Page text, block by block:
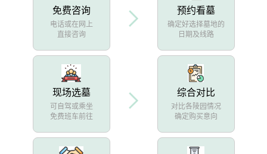
免费咨询
电话或在网上
直接咨询
预约看墓
确定好选择墓地的
日期及线路
现场选墓
可自驾或乘坐
免费班车前往
综合对比
对比各陵园情况
确定购买意向